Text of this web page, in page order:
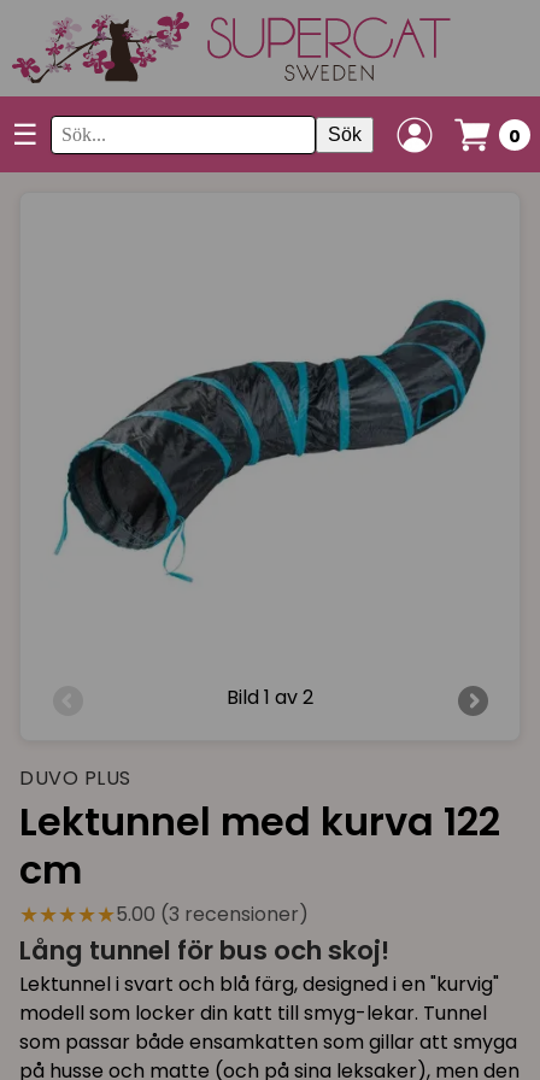
☰ Sök 0
Bild 1 av 2
DUVO PLUS
Lektunnel med kurva 122
cm
★★★★★5.00 (3 recensioner)
Lång tunnel för bus och skoj!
Lektunnel i svart och blå färg, designed i en "kurvig"
modell som locker din katt till smyg-lekar. Tunnel
som passar både ensamkatten som gillar att smyga
på husse och matte (och på sina leksaker), men den